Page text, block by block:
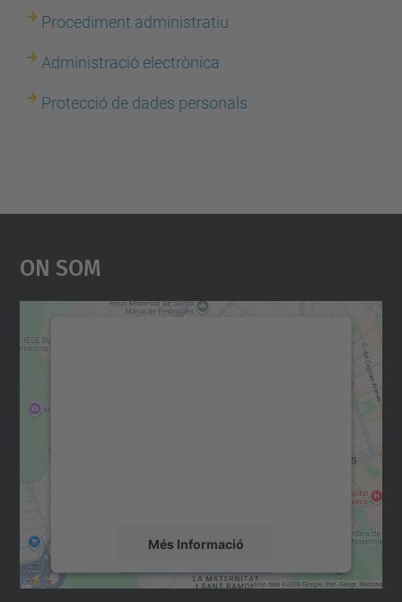
Procediment administratiu
Administració electrònica
Protecció de dades personals
On Som
Més Informació
Accepta